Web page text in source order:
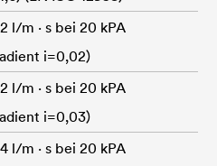
l/m · s bei 20 kPA
i=0,02)
l/m · s bei 20 kPA
i=0,03)
l/m · s bei 20 kPA